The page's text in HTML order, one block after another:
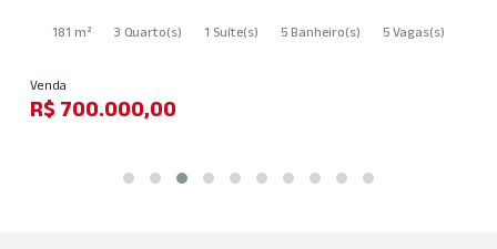
181 m² 3 Quarto(s) 1 Suíte(s) 5 Banheiro(s) 5 Vagas(s)
Venda
R$ 700.000,00